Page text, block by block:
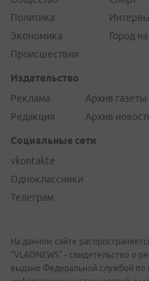
Политика
Экономика
Происшествия
Город
Издательство
Реклама
Редакция
Архив
Архив
Социальные сети
vkontakte
Одноклассники
Телеграм
На данном сайте
"VLADNEWS" - свидетельство о
выдано Федеральной службой по